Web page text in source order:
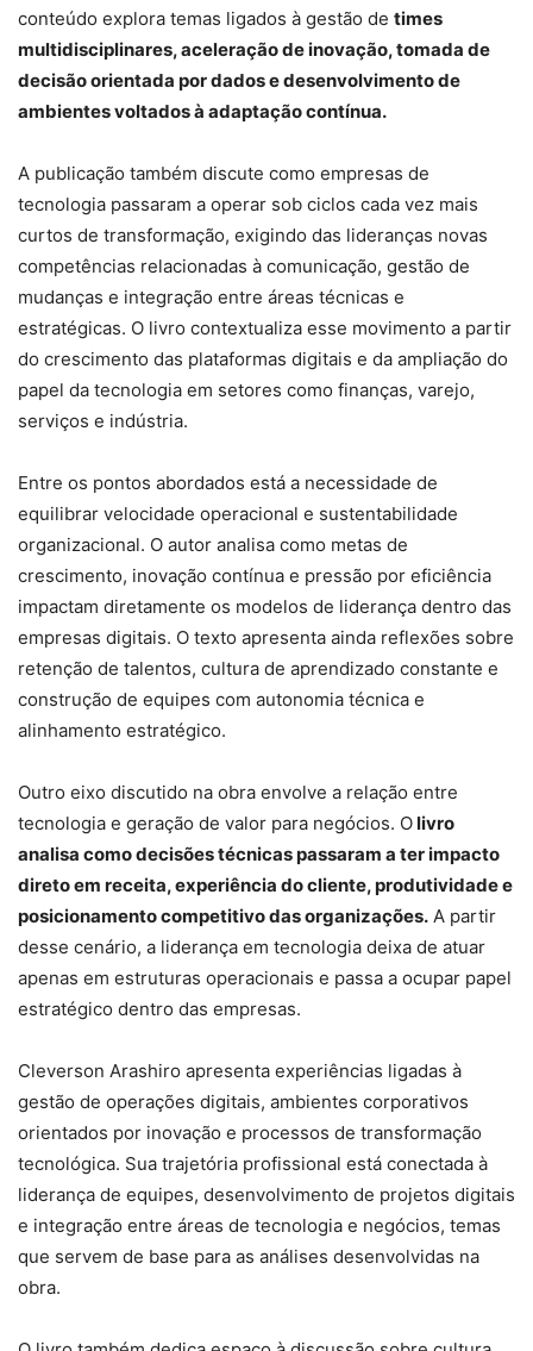
conteúdo explora temas ligados à gestão de times
multidisciplinares, aceleração de inovação, tomada de
decisão orientada por dados e desenvolvimento de
ambientes voltados à adaptação contínua.
A publicação também discute como empresas de
tecnologia passaram a operar sob ciclos cada vez mais
curtos de transformação, exigindo das lideranças novas
competências relacionadas à comunicação, gestão de
mudanças e integração entre áreas técnicas e
estratégicas. O livro contextualiza esse movimento a partir
do crescimento das plataformas digitais e da ampliação do
papel da tecnologia em setores como finanças, varejo,
serviços e indústria.
Entre os pontos abordados está a necessidade de
equilibrar velocidade operacional e sustentabilidade
organizacional. O autor analisa como metas de
crescimento, inovação contínua e pressão por eficiência
impactam diretamente os modelos de liderança dentro das
empresas digitais. O texto apresenta ainda reflexões sobre
retenção de talentos, cultura de aprendizado constante e
construção de equipes com autonomia técnica e
alinhamento estratégico.
Outro eixo discutido na obra envolve a relação entre
tecnologia e geração de valor para negócios. Olivro
analisa como decisões técnicas passaram a ter impacto
direto em receita, experiência do cliente, produtividade e
posicionamento competitivo das organizações. A partir
desse cenário, a liderançа em tecnologia deixa de atuar
apenas em estruturas operacionais e passa a ocupar papel
estratégico dentro das empresas.
Cleverson Arashiro apresenta experiências ligadas à
gestão de operações digitais, ambientes corporativos
orientados por inovação e processos de transformação
tecnológica. Sua trajetória profissional está conectada à
liderança de equipes, desenvolvimento de projetos digitais
e integração entre áreas de tecnologia e negócios, temas
que servem de base para as análises desenvolvidas na
obra.